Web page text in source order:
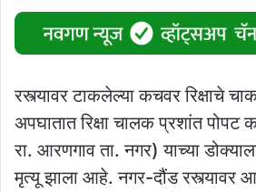
रस्त्यावर टाकलेल्या कचवर रिक्षाचे
अपघातात रिक्षा चालक प्रशांत
रा. आरणगाव ता. नगर) याच्या
मृत्यू झाला आहे. नगर-दौंड रस्त्यावर